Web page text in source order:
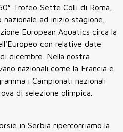
Trofeo Sette Colli di Roma,
ad inizio stagione,
European Aquatics circa la
con relative date
dicembre. Nella nostra
nazionali come la Francia e
i Campionati nazionali
di selezione olimpica.
in Serbia ripercorriamo la